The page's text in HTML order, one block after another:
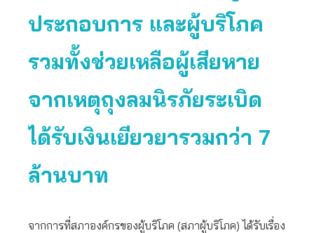
ประกอบการ และผู้บริโภค
รวมทั้งช่วยเหลือผู้เสียหาย
จากเหตุถุงลมนิรภัยระเบิด
ได้รับเงินเยียวยารวมกว่า 7
ล้านบาท
จากการที่สภาองค์กรของผู้บริโภค (สภาผู้บริโภค) ได้รับเรื่อง